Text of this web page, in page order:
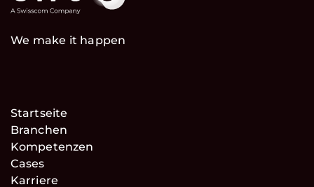
We make it happen
Startseite
Branchen
Kompetenzen
Cases
Karriere